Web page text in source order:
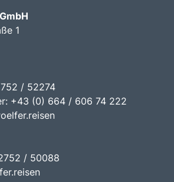
1
/ 52274
+43 (0) 664 / 606 74 222
/ 50088